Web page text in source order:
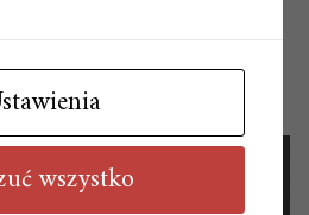
z zewnątrz
otwarciu
wszystko